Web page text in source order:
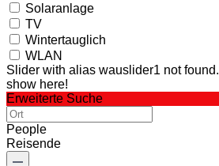
Solaranlage
TV
Wintertauglich
WLAN
Slider with alias wauslider1 not found.
show here!
Erweiterte Suche
People
Reisende